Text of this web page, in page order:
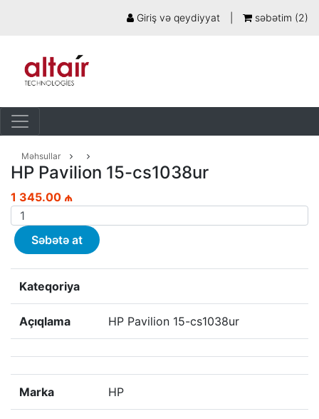
Giriş və qeydiyyat səbətim (2)
Məhsullar
HP Pavilion 15-cs1038ur
1 345.00 ₼
Səbətə at
Kateqoriya
Açıqlama HP Pavilion 15-cs1038ur
Marka HP